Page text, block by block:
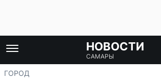
НОВОСТИ
САМАРЫ
ГОРОД